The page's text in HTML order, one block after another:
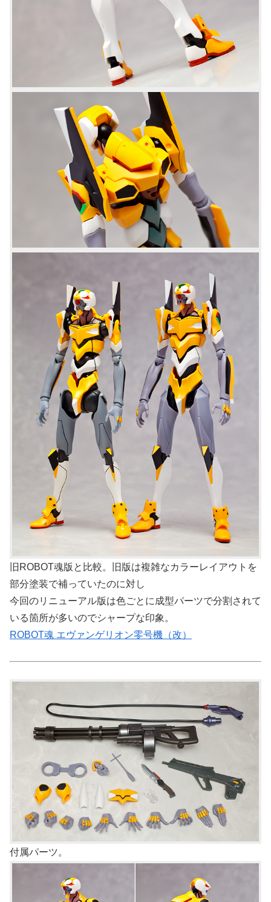
旧ROBOT魂版と比較。旧版は複雑なカラーレイアウトを
部分塗装で補っていたのに対し
今回のリニューアル版は色ごとに成型パーツで分割されて
いる箇所が多いのでシャープな印象。
ROBOT魂 エヴァンゲリオン零号機（改）
付属パーツ。